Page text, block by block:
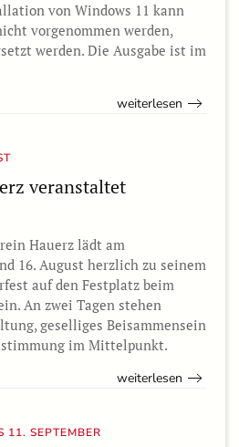
von Windows 11 kann
vorgenommen werden,
werden. Die Ausgabe ist im
weiterlesen
veranstaltet
Hauerz lädt am
16. August herzlich zu seinem
auf den Festplatz beim
An zwei Tagen stehen
geselliges Beisammensein
im Mittelpunkt.
weiterlesen
11. SEPTEMBER